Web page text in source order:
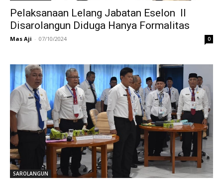
Pelaksanaan Lelang Jabatan Eselon II
Disarolangun Diduga Hanya Formalitas
Mas Aji - 07/10/2024 0
SAROLANGUN